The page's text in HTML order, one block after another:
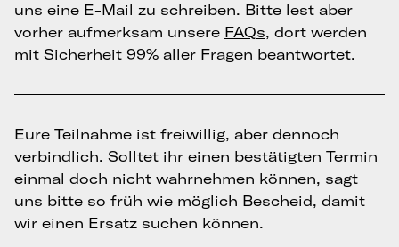
uns eine E-Mail zu schreiben. Bitte lest aber
vorher aufmerksam unsere FAQs, dort werden
mit Sicherheit 99% aller Fragen beantwortet.
Eure Teilnahme ist freiwillig, aber dennoch
verbindlich. Solltet ihr einen bestätigten Termin
einmal doch nicht wahrnehmen können, sagt
uns bitte so früh wie möglich Bescheid, damit
wir einen Ersatz suchen können.